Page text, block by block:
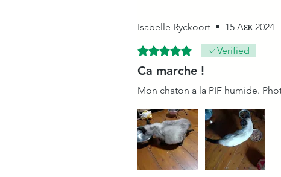
Isabelle Ryckoort • 15 Δεκ 2024
Βαθμολογήθηκε με 5 από 5
Verified
Ca marche !
Mon chaton a la PIF humide.